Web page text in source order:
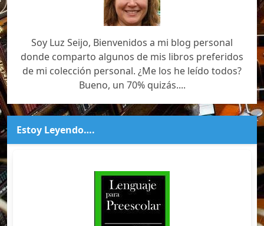
Soy Luz Seijo, Bienvenidos a mi blog personal
donde comparto algunos de mis libros preferidos
de mi colección personal. ¿Me los he leído todos?
Bueno, un 70% quizás....
Estoy Leyendo….